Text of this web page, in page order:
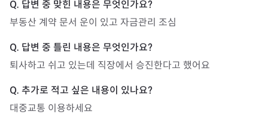
부동산 계약 문서 운이 있고 자금관리 조심
퇴사하고 쉬고 있는데 직장에서 승진한다고 했어요
대중교통 이용하세요